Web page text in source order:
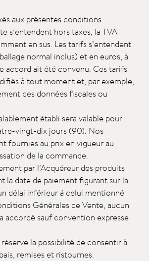
aux présentes conditions
s’entendent hors taxes, la TVA
en sus. Les tarifs s’entendent
normal inclus) et en euros, à
accord ait été convenu. Ces tarifs
à tout moment et, par exemple,
des données fiscales ou
établi sera valable pour
vingt-dix jours (90). Nos
fournies au prix en vigueur au
de la commande.
par l’Acquéreur des produits
la date de paiement figurant sur la
délai inférieur à celui mentionné
Générales de Vente, aucun
accordé sauf convention expresse
la possibilité de consentir à
remises et ristournes.